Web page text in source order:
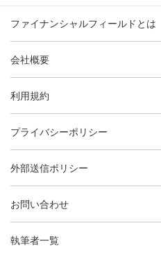
ファイナンシャルフィールドとは
会社概要
利用規約
プライバシーポリシー
外部送信ポリシー
お問い合わせ
執筆者一覧